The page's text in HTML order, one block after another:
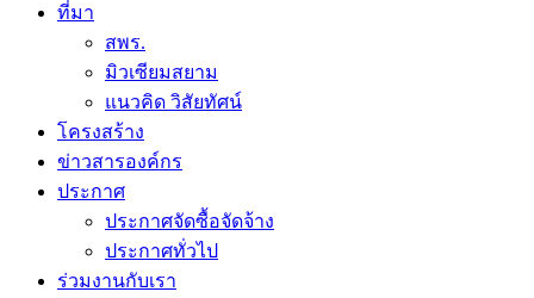
ที่มา
สพร.
มิวเซียมสยาม
แนวคิด วิสัยทัศน์
โครงสร้าง
ข่าวสารองค์กร
ประกาศ
ประกาศจัดซื้อจัดจ้าง
ประกาศทั่วไป
ร่วมงานกับเรา